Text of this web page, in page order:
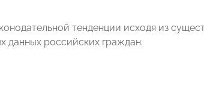
тенденции исходя из
данных российских граждан.